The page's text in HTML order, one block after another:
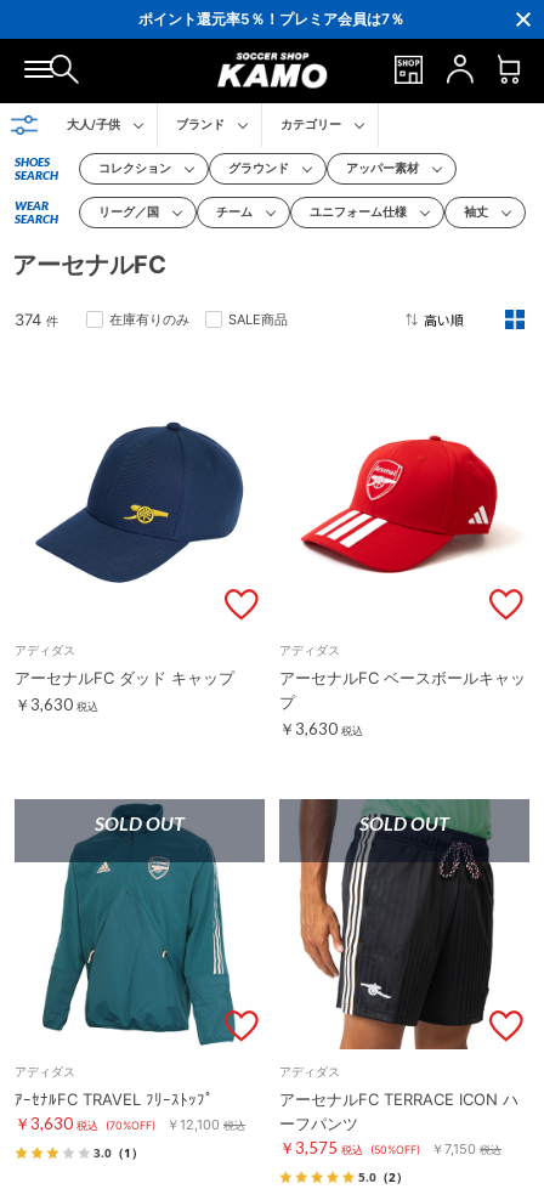
会員の方にはお誕生月に「10％OFFクーポン」プレゼント！
16,000円(税込)以上でシューズケースプレゼント！
3,300円(税込)以上で送料無料！
大人/子供 ブランド カテゴリー
SHOES
SEARCH
コレクション グラウンド アッパー素材
WEAR
SEARCH
リーグ／国 チーム ユニフォーム仕様 袖丈
アーセナルFC
374 件 在庫有りのみ SALE商品
アディダス
アーセナルFC ダッド キャップ
￥3,630 税込
アディダス
アーセナルFC ベースボールキャッ
プ
￥3,630 税込
SOLD OUT
アディダス
ｱｰｾﾅﾙFC TRAVEL ﾌﾘｰｽﾄｯﾌﾟ
￥3,630 税込 (70%OFF) ￥12,100 税込
3.0 （1）
SOLD OUT
アディダス
アーセナルFC TERRACE ICON ハ
ーフパンツ
￥3,575 税込 (50%OFF) ￥7,150 税込
5.0 （2）